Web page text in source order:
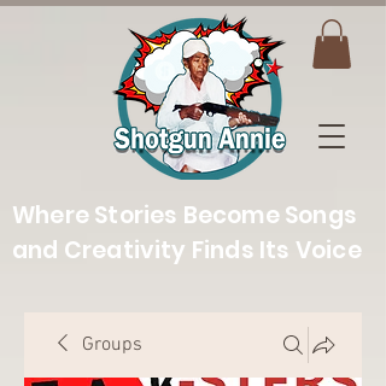
Where Stories Become Songs
and Creativity Finds Its Voice
Groups